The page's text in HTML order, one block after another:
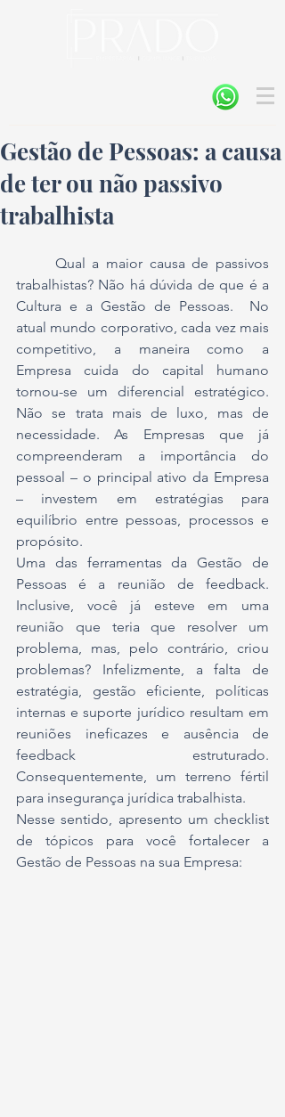
Gestão de Pessoas: a causa
de ter ou não passivo
trabalhista
trabalhistas? Não há dúvida de que é a
Cultura e a Gestão de Pessoas.  No
atual mundo corporativo, cada vez mais
competitivo, a maneira como a
Empresa cuida do capital humano
tornou-se um diferencial estratégico.
Não se trata mais de luxo, mas de
necessidade. As Empresas que já
compreenderam a importância do
pessoal – o principal ativo da Empresa
– investem em estratégias para
equilíbrio entre pessoas, processos e
propósito.
Uma das ferramentas da Gestão de
Pessoas é a reunião de feedback.
Inclusive, você já esteve em uma
reunião que teria que resolver um
problema, mas, pelo contrário, criou
problemas? Infelizmente, a falta de
estratégia, gestão eficiente, políticas
internas e suporte jurídico resultam em
reuniões ineficazes e ausência de
feedback estruturado.
Consequentemente, um terreno fértil
para insegurança jurídica trabalhista.
Nesse sentido, apresento um checklist
de tópicos para você fortalecer a
Gestão de Pessoas na sua Empresa: